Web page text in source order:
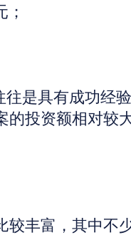
具有成功经验
的投资额相对较
丰富，其中不